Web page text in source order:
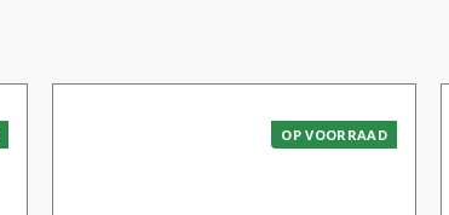
OP VOORRAAD